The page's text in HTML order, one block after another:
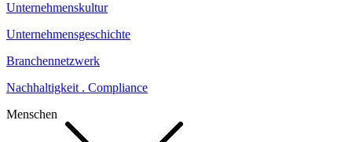
Unternehmenskultur
Unternehmensgeschichte
Branchennetzwerk
Nachhaltigkeit . Compliance
Menschen